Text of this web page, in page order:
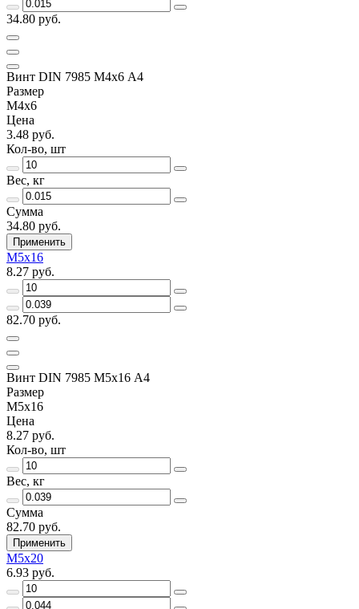
34.80 руб.
Винт DIN 7985 М4х6 A4
Размер
М4х6
Цена
3.48 руб.
Кол-во, шт
Вес, кг
Сумма
34.80 руб.
Применить
М5х16
8.27 руб.
82.70 руб.
Винт DIN 7985 М5х16 A4
Размер
М5х16
Цена
8.27 руб.
Кол-во, шт
Вес, кг
Сумма
82.70 руб.
Применить
М5х20
6.93 руб.